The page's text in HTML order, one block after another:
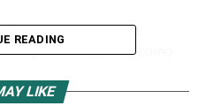
la importancia de la
posicionará a Ilo como
de Ilo se convertirá en
READING
LIKE